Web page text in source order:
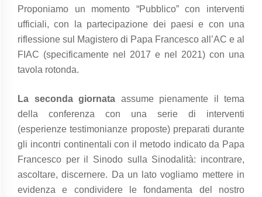
Proponiamo un momento “Pubblico” con interventi
ufficiali, con la partecipazione dei paesi e con una
riflessione sul Magistero di Papa Francesco all’AC e al
FIAC (specificamente nel 2017 e nel 2021) con una
tavola rotonda.
La seconda giornata assume pienamente il tema
della conferenza con una serie di interventi
(esperienze testimonianze proposte) preparati durante
gli incontri continentali con il metodo indicato da Papa
Francesco per il Sinodo sulla Sinodalità: incontrare,
ascoltare, discernere. Da un lato vogliamo mettere in
evidenza e condividere le fondamenta del nostro